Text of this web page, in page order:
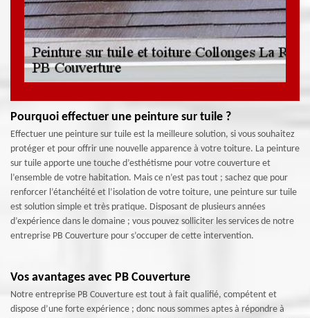
Pourquoi effectuer une peinture sur tuile ?
Effectuer une peinture sur tuile est la meilleure solution, si vous souhaitez
protéger et pour offrir une nouvelle apparence à votre toiture. La peinture
sur tuile apporte une touche d’esthétisme pour votre couverture et
l’ensemble de votre habitation. Mais ce n’est pas tout ; sachez que pour
renforcer l’étanchéité et l’isolation de votre toiture, une peinture sur tuile
est solution simple et très pratique. Disposant de plusieurs années
d’expérience dans le domaine ; vous pouvez solliciter les services de notre
entreprise PB Couverture pour s’occuper de cette intervention.
Vos avantages avec PB Couverture
Notre entreprise PB Couverture est tout à fait qualifié, compétent et
dispose d’une forte expérience ; donc nous sommes aptes à répondre à